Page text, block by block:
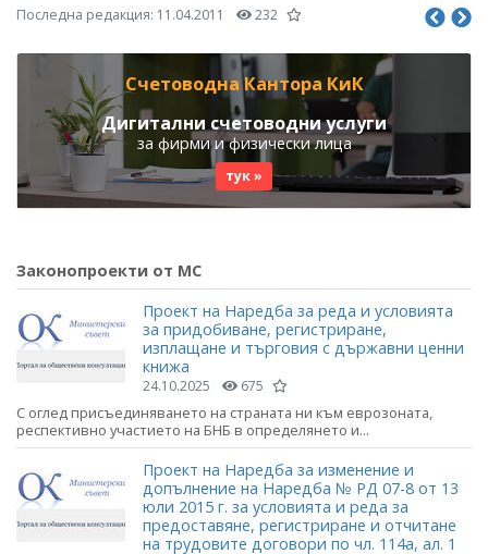
Последна редакция: 11.04.2011 232
Счетоводна Кантора КиК
Дигитални счетоводни услуги
за фирми и физически лица
тук »
Законопроекти от МС
Проект на Наредба за реда и условията
за придобиване, регистриране,
изплащане и търговия с държавни ценни
книжа
24.10.2025 675
С оглед присъединяването на страната ни към еврозоната,
респективно участието на БНБ в определянето и...
Проект на Наредба за изменение и
допълнение на Наредба № РД 07-8 от 13
юли 2015 г. за условията и реда за
предоставяне, регистриране и отчитане
на трудовите договори по чл. 114а, ал. 1